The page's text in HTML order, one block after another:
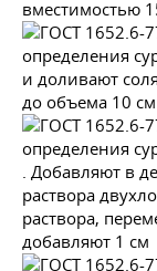
вместимостью
и доливают
до объема 10 см
. Добавляют в
раствора
раствора,
добавляют 1 см